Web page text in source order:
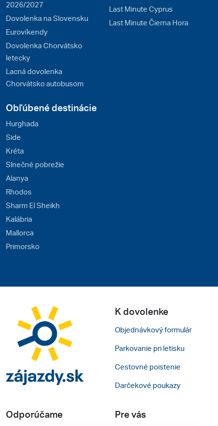
2026/2027
Dovolenka na Slovensku
Eurovíkendy
Dovolenka Chorvátsko
letecky
Lacná dovolenka
Chorvátsko autobusom
Last Minute Cyprus
Last Minute Čierna Hora
Obľúbené destinácie
Hurghada
Side
Kréta
Slnečné pobrežie
Alanya
Rhodos
Sharm El Sheikh
Kalábria
Mallorca
Primorsko
K dovolenke
Objednávkový formulár
Parkovanie pri letisku
Cestovné poistenie
Darčekové poukazy
Odporúčame Pre vás